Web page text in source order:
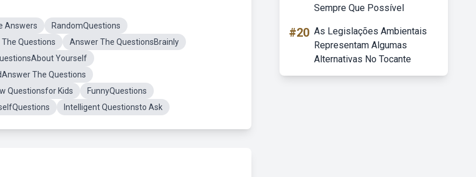
Answers
RandomQuestions
Questions
Answer The QuestionsBrainly
Yourself
The Questions
Questionsfor Kids
FunnyQuestions
Intelligent Questionsto Ask
Sempre Que Possível
#20 As Legislações Ambientais
Representam Algumas
Alternativas No Tocante